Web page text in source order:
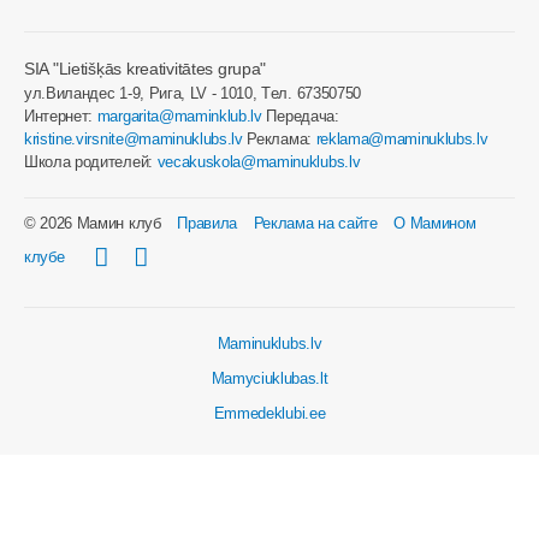
SIA "Lietišķās kreativitātes grupa"
ул.Виландес 1-9, Рига, LV - 1010, Tел. 67350750
Интернет: margarita@maminklub.lvПередача:
kristine.virsnite@maminuklubs.lvРеклама: reklama@maminuklubs.lv
Школа родителей: vecakuskola@maminuklubs.lv
© 2026 Мамин клуб Правила Реклама на сайте
О Мамином
клубе
Maminuklubs.lv
Mamyciuklubas.lt
Emmedeklubi.ee